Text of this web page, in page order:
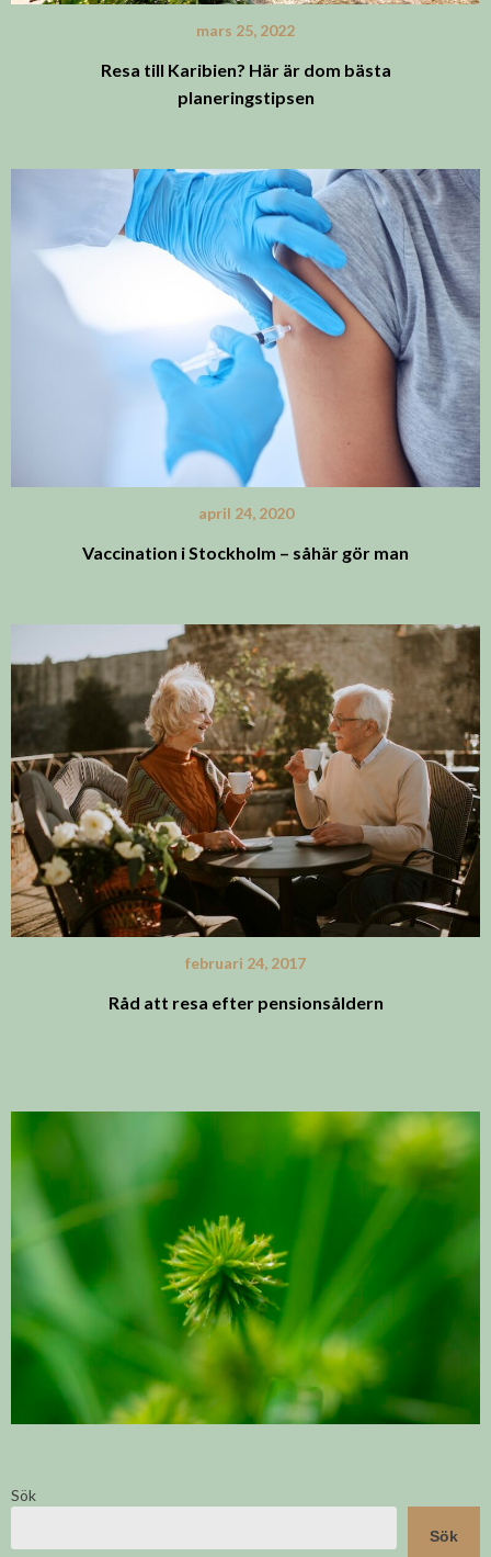
mars 25, 2022
Resa till Karibien? Här är dom bästa
planeringstipsen
april 24, 2020
Vaccination i Stockholm – såhär gör man
februari 24, 2017
Råd att resa efter pensionsåldern
Sök
Sök